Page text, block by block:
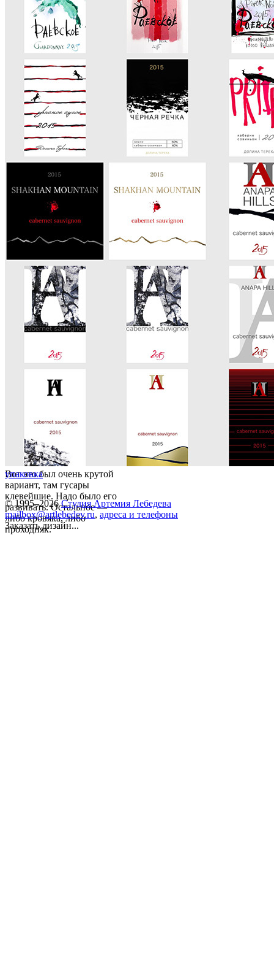
Вот это был очень крутой
вариант, там гусары
клевейшие. Надо было его
развивать. Остальное —
либо кровяка, либо
проходняк.
упаковка
© 1995–2026 Студия Артемия Лебедева
mailbox@artlebedev.ru, адреса и телефоны
Заказать дизайн...